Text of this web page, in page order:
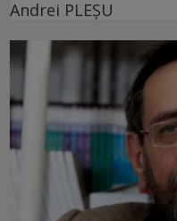
Andrei PLEŞU